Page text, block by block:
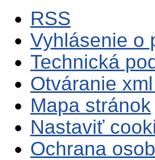
RSS
Vyhlásenie o
Technická
Otváranie
Mapa stránok
Nastaviť
Ochrana